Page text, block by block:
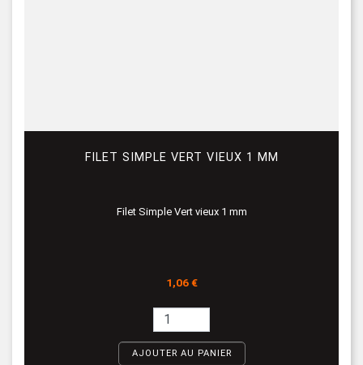
FILET SIMPLE VERT VIEUX 1 MM
Filet Simple Vert vieux 1 mm
Prix
1,06 €
AJOUTER AU PANIER